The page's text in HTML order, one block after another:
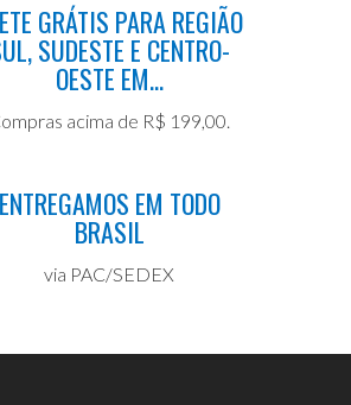
GRÁTIS PARA REGIÃO
SUDESTE E CENTRO-
OESTE EM...
acima de R$ 199,00.
ENTREGAMOS EM TODO
BRASIL
via PAC/SEDEX